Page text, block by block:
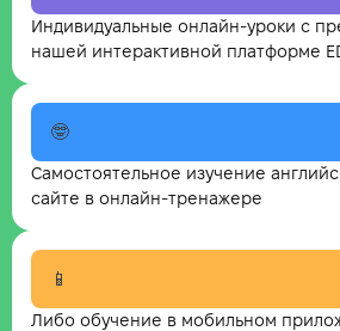
Индивидуальные онлайн-уроки с
нашей интерактивной платформе
🤓
Самостоятельное изучение
сайте в онлайн-тренажере
📱
Либо обучение в мобильном